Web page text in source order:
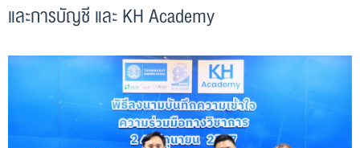
และการบัญชี และ KH Academy